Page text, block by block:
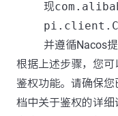
现
并遵循Nacos
根据上述步骤，您
鉴权功能。请确保
档中关于鉴权的详